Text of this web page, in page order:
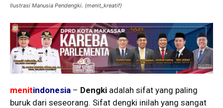
Ilustrasi Manusia Pendengki. (menit_kreatif)
menitindonesia – Dengki adalah sifat yang paling
buruk dari seseorang. Sifat dengki inilah yang sangat